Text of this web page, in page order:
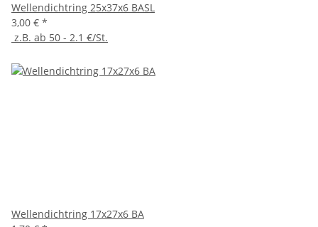
Wellendichtring 25x37x6 BASL
3,00 € *
z.B. ab 50 - 2.1 €/St.
Wellendichtring 17x27x6 BA